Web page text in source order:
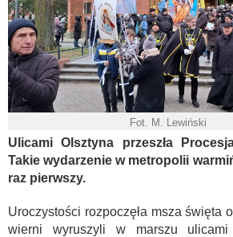
Fot. M. Lewiński
Ulicami Olsztyna przeszła
Takie wydarzenie w metropolii
raz pierwszy.
Uroczystości rozpoczęła msza święta
wierni wyruszyli w marszu